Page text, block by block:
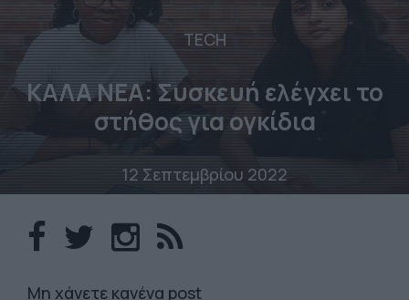
TECH
ΚΑΛΑ ΝΕΑ: Συσκευή ελέγχει το
στήθος για ογκίδια
12 Σεπτεμβρίου 2022
Mη χάνετε κανένα post